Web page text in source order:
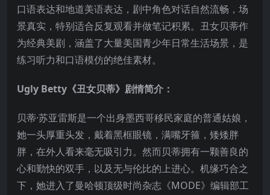
口语表达和地道美语表达，剧中角色对话自然流畅，场
景真实，特别适合反复观看并做笔记积累。丑女贝蒂作
为经典美剧，涵盖了大量美国青少年日常生活场景，是
练习听力和口语模仿的绝佳素材。
Ugly Betty《丑女贝蒂》剧情简介：
贝蒂·苏亚雷斯是一个出身墨西哥移民家庭的普通姑娘，
她一头厚重头发，戴着黑框眼镜，满嘴牙箍，矮矮胖
胖，在外人看来毫无吸引力。然而贝蒂拥有一颗善良的
心和勤快的双手，以及无与伦比的上进心。机缘巧合之
下，她进入了曼哈顿顶级时尚杂志《MODE》编辑部工